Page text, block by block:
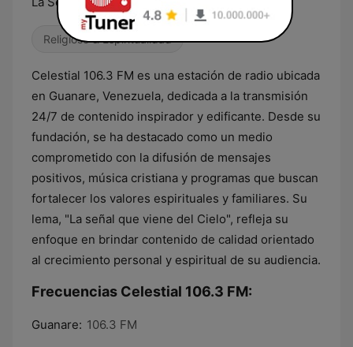
Religioso & Espiritualidad
Celestial 106.3 FM es una estación de radio ubicada
en Guanare, Venezuela, dedicada a la transmisión
24/7 de contenido inspirador y edificante. Desde su
fundación, se ha destacado como un medio
comprometido con la difusión de mensajes
positivos, música cristiana y programas que buscan
fortalecer los valores espirituales y familiares. Su
lema, "La señal que viene del Cielo", refleja su
enfoque en brindar contenido de calidad orientado
al crecimiento personal y espiritual de su audiencia.
Frecuencias Celestial 106.3 FM:
Guanare: 106.3 FM